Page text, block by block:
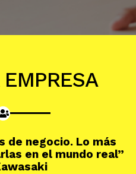
de negocio. Lo más
en el mundo real”